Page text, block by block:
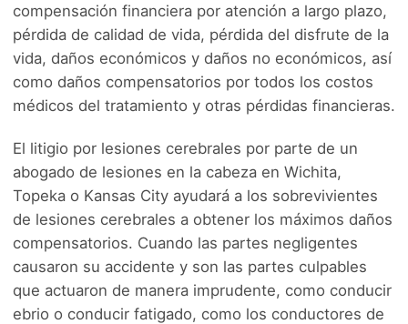
compensación financiera por atención a largo plazo,
pérdida de calidad de vida, pérdida del disfrute de la
vida, daños económicos y daños no económicos, así
como daños compensatorios por todos los costos
médicos del tratamiento y otras pérdidas financieras.
El litigio por lesiones cerebrales por parte de un
abogado de lesiones en la cabeza en Wichita,
Topeka o Kansas City ayudará a los sobrevivientes
de lesiones cerebrales a obtener los máximos daños
compensatorios. Cuando las partes negligentes
causaron su accidente y son las partes culpables
que actuaron de manera imprudente, como conducir
ebrio o conducir fatigado, como los conductores de